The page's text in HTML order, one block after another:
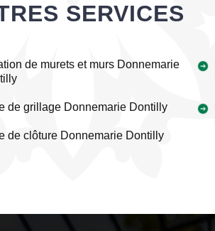
SERVICES
de murets et murs Donnemarie
de grillage Donnemarie Dontilly
de clôture Donnemarie Dontilly